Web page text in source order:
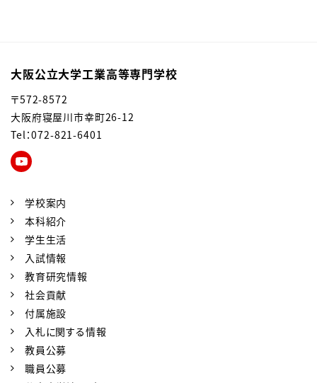
大阪公立大学工業高等専門学校
〒572-8572
大阪府寝屋川市幸町26-12
Tel：072-821-6401
学校案内
本科紹介
学生生活
入試情報
教育研究情報
社会貢献
付属施設
入札に関する情報
教員公募
職員公募